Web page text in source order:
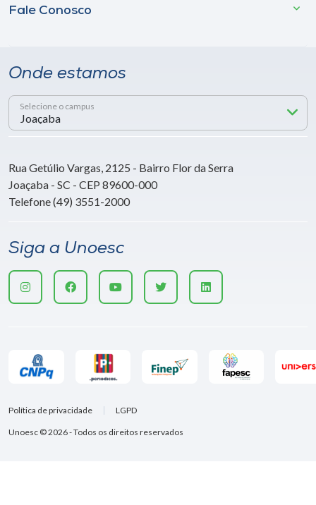
Fale Conosco
Onde estamos
Selecione o campus
Rua Getúlio Vargas, 2125 - Bairro Flor da Serra
Joaçaba - SC - CEP 89600-000
Telefone (49) 3551-2000
Siga a Unoesc
Unoesc © 2026 - Todos os direitos reservados
Política de privacidade LGPD